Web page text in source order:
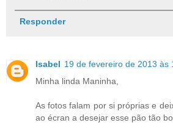
Responder
Isabel 19 de fevereiro de 2013 às
Minha linda Maninha,
As fotos falam por si próprias e
ao écran a desejar esse pão tão